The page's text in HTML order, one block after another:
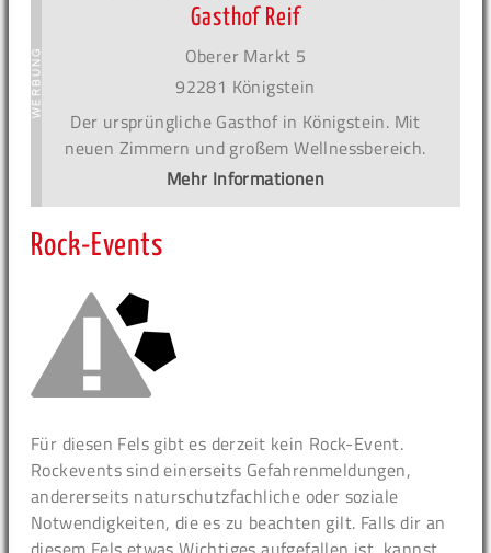
Gasthof Reif
Oberer Markt 5
92281 Königstein
Der ursprüngliche Gasthof in Königstein. Mit
neuen Zimmern und großem Wellnessbereich.
Mehr Informationen
Rock-Events
Für diesen Fels gibt es derzeit kein Rock-Event.
Rockevents sind einerseits Gefahrenmeldungen,
andererseits naturschutzfachliche oder soziale
Notwendigkeiten, die es zu beachten gilt. Falls dir an